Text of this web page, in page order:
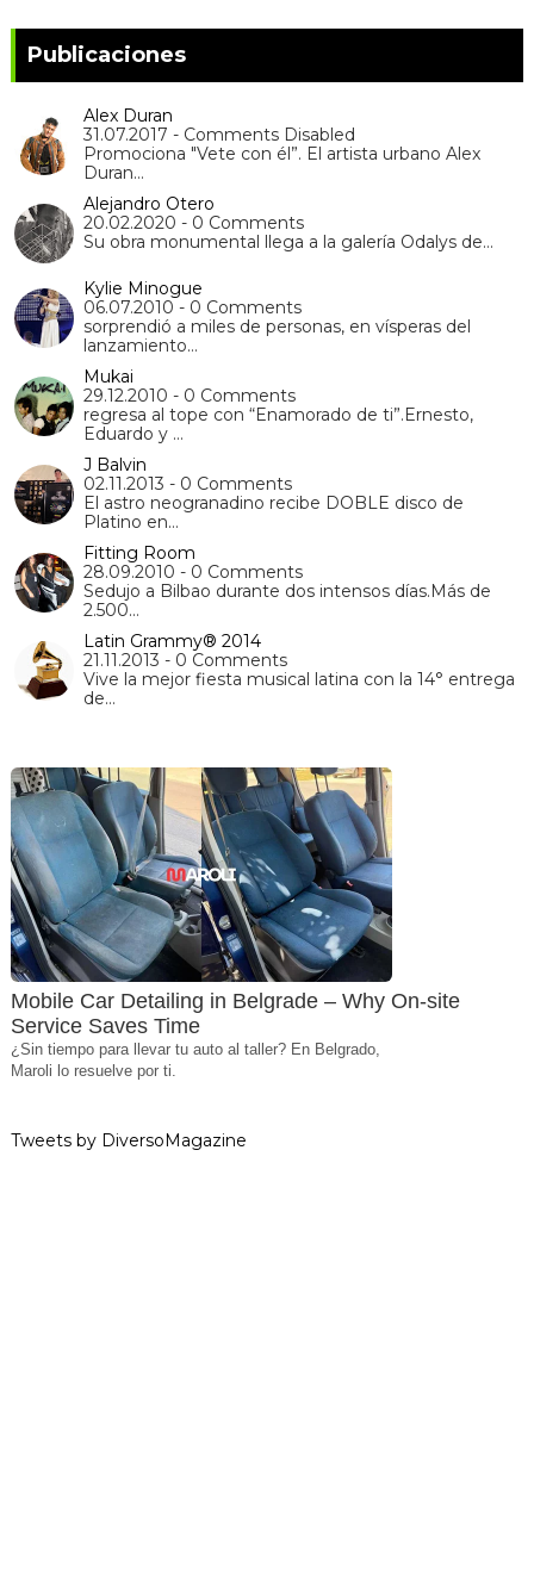
Publicaciones
Alex Duran
31.07.2017 - Comments Disabled
Promociona "Vete con él”. El artista urbano Alex
Duran…
Alejandro Otero
20.02.2020 - 0 Comments
Su obra monumental llega a la galería Odalys de…
Kylie Minogue
06.07.2010 - 0 Comments
sorprendió a miles de personas, en vísperas del
lanzamiento…
Mukai
29.12.2010 - 0 Comments
regresa al tope con “Enamorado de ti”.Ernesto,
Eduardo y …
J Balvin
02.11.2013 - 0 Comments
El astro neogranadino recibe DOBLE disco de
Platino en…
Fitting Room
28.09.2010 - 0 Comments
Sedujo a Bilbao durante dos intensos días.Más de
2.500…
Latin Grammy® 2014
21.11.2013 - 0 Comments
Vive la mejor fiesta musical latina con la 14° entrega
de…
Mobile Car Detailing in Belgrade – Why On-site
Service Saves Time
¿Sin tiempo para llevar tu auto al taller? En Belgrado,
Maroli lo resuelve por ti.
Tweets by DiversoMagazine